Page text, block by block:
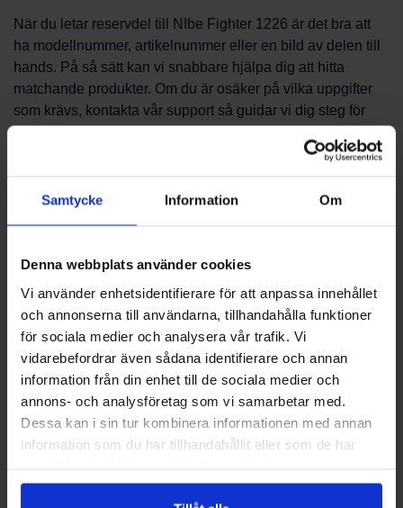
Samtycke Information Om
Denna webbplats använder cookies
Vi använder enhetsidentifierare för att anpassa innehållet
och annonserna till användarna, tillhandahålla funktioner
för sociala medier och analysera vår trafik. Vi
vidarebefordrar även sådana identifierare och annan
information från din enhet till de sociala medier och
annons- och analysföretag som vi samarbetar med.
Dessa kan i sin tur kombinera informationen med annan
information som du har tillhandahållit eller som de har
När du letar reservdel till NIbe Fighter 1226 är det bra att
ha modellnummer, artikelnummer eller en bild av delen till
hands. På så sätt kan vi snabbare hjälpa dig att hitta
matchande produkter. Om du är osäker på vilka uppgifter
som krävs, kontakta vår support så guidar vi dig steg för
Beställningsprocessen sker via vår webbshop eller genom
och leveransalternativ utifrån din beställning. Notera att
leveranstider och fraktsätt kan variera beroende på artikel
och lagerstatus.
Support och rådgivning
Vårt mål är att göra det enkelt att hitta rätt reservdel för NIbe
Fighter 1226. För teknisk rådgivning, val av del eller hjälp
med beställningen, kontakta oss gärna direkt. Kontakta
välja rätt lösning. Vi kan också bistå med vägledning kring